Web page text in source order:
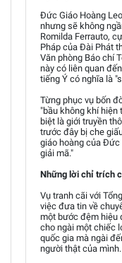
Đức Giáo Hoàng
nhưng sẽ không
Romilda Ferrauto,
Pháp của Đài Phát
Văn phòng Báo chí
này có liên quan
tiếng Ý có nghĩa là
Từng phục vụ bốn
"bầu không khí hiện
biệt là giới truyền
trước đây bị che
giáo hoàng của Đức
giải mã."
Những lời chỉ trích
Vụ tranh cãi với
việc đưa tin về
một bước đệm hiệu
cho ngài một chiếc
quốc gia mà ngài
người thật của